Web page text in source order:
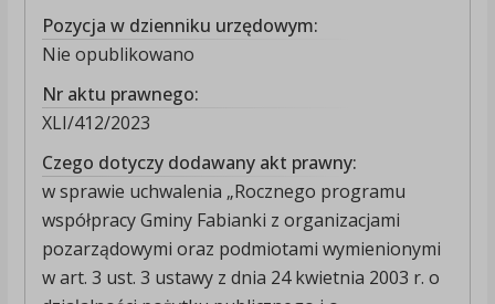
Pozycja w dzienniku urzędowym:
Nie opublikowano
Nr aktu prawnego:
XLI/412/2023
Czego dotyczy dodawany akt prawny:
w sprawie uchwalenia „Rocznego programu
współpracy Gminy Fabianki z organizacjami
pozarządowymi oraz podmiotami wymienionymi
w art. 3 ust. 3 ustawy z dnia 24 kwietnia 2003 r. o